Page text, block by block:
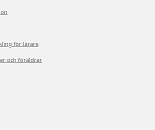
för lärare
och föräldrar